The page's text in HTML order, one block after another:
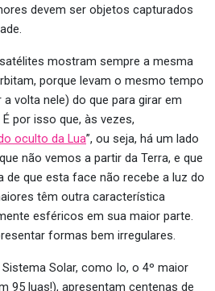
devem ser objetos capturados
mostram sempre a mesma
porque levam o mesmo tempo
volta nele) do que para girar em
por isso que, às vezes,
oculto da Lua”, ou seja, há um lado
não vemos a partir da Terra, e que
de que esta face não recebe a luz do
têm outra característica
esféricos em sua maior parte.
formas bem irregulares.
Solar, como Io, o 4º maior
95 luas!), apresentam centenas de